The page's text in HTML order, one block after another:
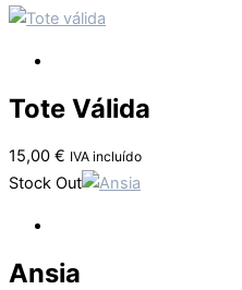
Tote Válida
15,00 € IVA incluído
Stock Out
Ansia